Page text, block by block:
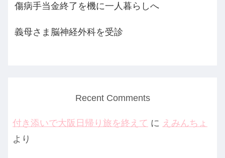
傷病手当金終了を機に一人暮らしへ
義母さま脳神経外科を受診
Recent Comments
付き添いで大阪日帰り旅を終えて に えみんちょ
より